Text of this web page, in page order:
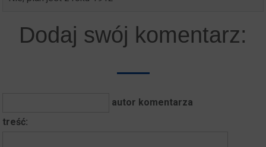
Dodaj swój komentarz:
autor komentarza
treść: